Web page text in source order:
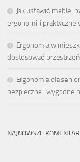
Jak ustawić meble,
ergonomii i praktyczne
Ergonomia w
dostosować
Ergonomia dla
bezpieczne i wygodne
NAJNOWSZE